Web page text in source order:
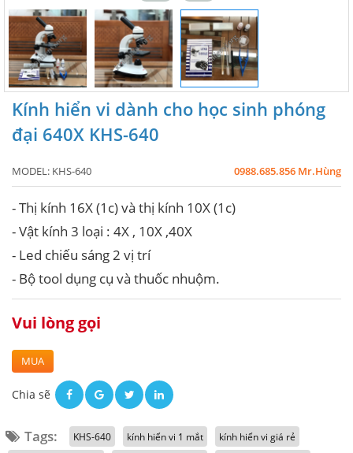
Kính hiển vi dành cho học sinh phóng
đại 640X KHS-640
MODEL: KHS-640 0988.685.856 Mr.Hùng
- Thị kính 16X (1c) và thị kính 10X (1c)
- Vật kính 3 loại : 4X , 10X ,40X
- Led chiếu sáng 2 vị trí
- Bộ tool dụng cụ và thuốc nhuộm.
Vui lòng gọi
MUA
Chia sẽ
Tags: KHS-640 kính hiển vi 1 mắt
kính hiển vi giá rẻ